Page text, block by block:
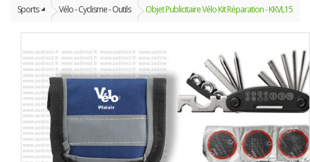
Sports Vélo - Cyclisme - Outils Objet Publicitaire Vélo Kit Réparation - KKVL15